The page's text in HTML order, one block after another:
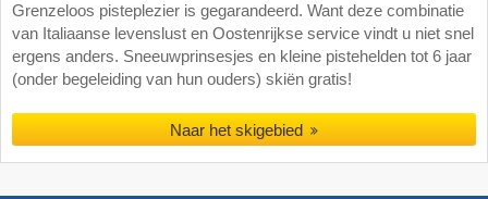
Grenzeloos pisteplezier is gegarandeerd. Want deze combinatie
van Italiaanse levenslust en Oostenrijkse service vindt u niet snel
ergens anders. Sneeuwprinsesjes en kleine pistehelden tot 6 jaar
(onder begeleiding van hun ouders) skiën gratis!
Naar het skigebied